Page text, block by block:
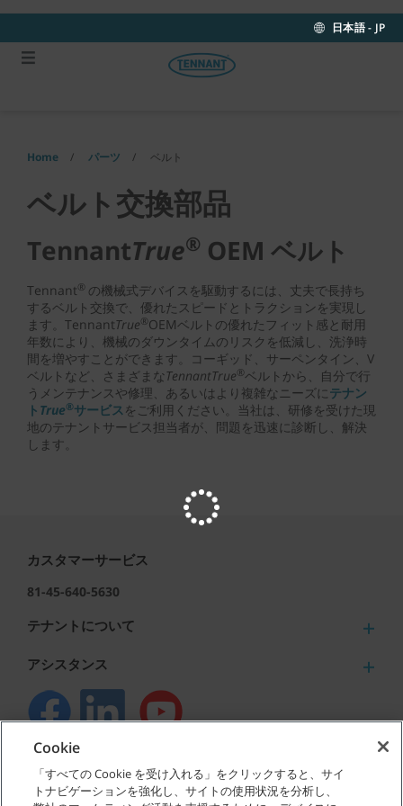
content
navigation
menu
日本語 - JP
Home パーツ ベルト
ベルト交換部品
TennantTrue® OEM ベルト
Tennant® の機械式デバイスを駆動するには、丈夫で長持ち
するベルト交換で、優れたスピードとトラクションを実現し
ます。TennantTrue®OEMベルトの優れたフィット感と耐用
年数により、機械のダウンタイムのリスクを低減し、洗浄時
間を増やすことができます。コーギッド、サーペンタイン、V
ベルトなど、さまざまなTennantTrue®ベルトから、自分で行
うメンテナンスや修理、あるいはより複雑なニーズにテナン
ト True®サービスをご利用ください。当社は、研修を受けた現
地のテナントサービス担当者が、問題を迅速に診断し、解決
します。
カスタマーサービス
81-45-640-5630
テナントについて
アシスタンス
2026 テナントカンパニー 無断複写･転載を禁じます。
Cookie
「すべての Cookie を受け入れる」をクリックすると、サイ
トナビゲーションを強化し、サイトの使用状況を分析し、